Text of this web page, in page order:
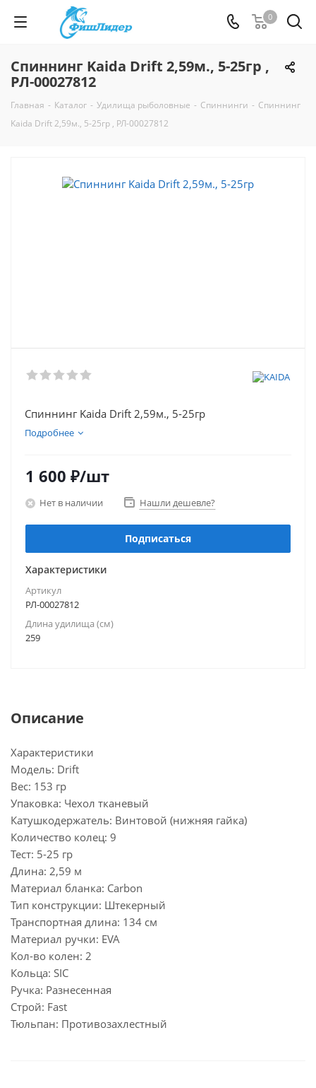
0
Спиннинг Kaida Drift 2,59м., 5-25гр ,
РЛ-00027812
Главная - Каталог - Удилища рыболовные - Спиннинги - Спиннинг
Kaida Drift 2,59м., 5-25гр , РЛ-00027812
Спиннинг Kaida Drift 2,59м., 5-25гр
Подробнее
1 600 ₽/шт
Нет в наличии Нашли дешевле?
Подписаться
Характеристики
Артикул
РЛ-00027812
Длина удилища (см)
259
Описание
Характеристики
Модель: Drift
Вес: 153 гр
Упаковка: Чехол тканевый
Катушкодержатель: Винтовой (нижняя гайка)
Количество колец: 9
Тест: 5-25 гр
Длина: 2,59 м
Материал бланка: Carbon
Тип конструкции: Штекерный
Транспортная длина: 134 см
Материал ручки: EVA
Кол-во колен: 2
Кольца: SIC
Ручка: Разнесенная
Строй: Fast
Тюльпан: Противозахлестный